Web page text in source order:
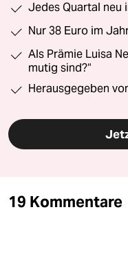
Jedes Quartal neu
Nur 38 Euro im
Als Prämie Luisa
mutig sind?“
Herausgegeben
19 Kommentare